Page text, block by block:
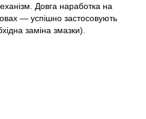
Довга наработка на
— успішно застосовують
заміна змазки).